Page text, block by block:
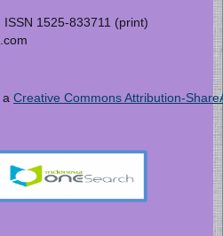
1525-833711 (print)
Creative Commons Attribution-